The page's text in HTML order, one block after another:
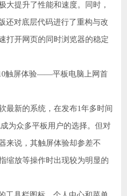
大提升了性能和速度。同时，
还对底层代码进行了重构与改
打开网页的同时浏览器的稳定
触屏体验——平板电脑上网首
新的系统，在发布1年多时间
为众多平板用户的选择。但对
来说，其触屏体验却参差不
缩放等操作时出现较为明显的